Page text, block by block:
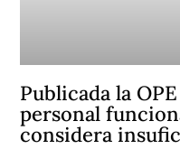
Publicada la
personal
considera